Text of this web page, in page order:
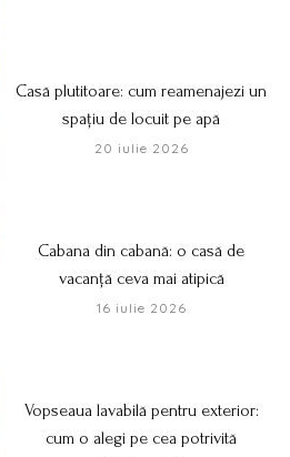
Casă plutitoare: cum reamenajezi un
spațiu de locuit pe apă
20 iulie 2026
Cabana din cabană: o casă de
vacanță ceva mai atipică
16 iulie 2026
Vopseaua lavabilă pentru exterior:
cum o alegi pe cea potrivită